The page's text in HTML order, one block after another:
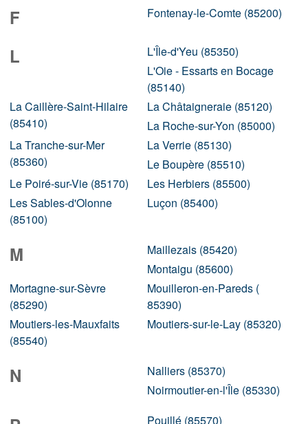
F Fontenay-le-Comte (85200)
L
L'Île-d'Yeu (85350)
L'Oie - Essarts en Bocage
(85140)
La Caillère-Saint-Hilaire
(85410)
La Châtaigneraie (85120)
La Roche-sur-Yon (85000)
La Tranche-sur-Mer
(85360)
La Verrie (85130)
Le Boupère (85510)
Le Poiré-sur-Vie (85170)
Les Herbiers (85500)
Les Sables-d'Olonne
(85100)
Luçon (85400)
M
Maillezais (85420)
Montaigu (85600)
Mortagne-sur-Sèvre
(85290)
Mouilleron-en-Pareds (
85390)
Moutiers-les-Mauxfaits
(85540)
Moutiers-sur-le-Lay (85320)
N
Nalliers (85370)
Noirmoutier-en-l'Île (85330)
Pouillé (85570)